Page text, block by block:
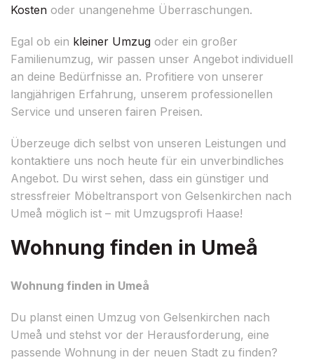
Kosten oder unangenehme Überraschungen.
Egal ob ein kleiner Umzug oder ein großer
Familienumzug, wir passen unser Angebot individuell
an deine Bedürfnisse an. Profitiere von unserer
langjährigen Erfahrung, unserem professionellen
Service und unseren fairen Preisen.
Überzeuge dich selbst von unseren Leistungen und
kontaktiere uns noch heute für ein unverbindliches
Angebot. Du wirst sehen, dass ein günstiger und
stressfreier Möbeltransport von Gelsenkirchen nach
Umeå möglich ist – mit Umzugsprofi Haase!
Wohnung finden in Umeå
Wohnung finden in Umeå
Du planst einen Umzug von Gelsenkirchen nach
Umeå und stehst vor der Herausforderung, eine
passende Wohnung in der neuen Stadt zu finden?